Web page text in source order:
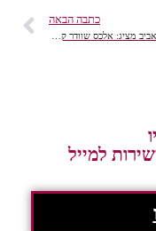
כתבה הבאה
למייל